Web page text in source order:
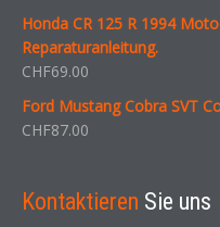
Honda CR 125 R 1994
Reparaturanleitung.
CHF69.00
Ford Mustang Cobra SVT
CHF87.00
Kontaktieren Sie uns